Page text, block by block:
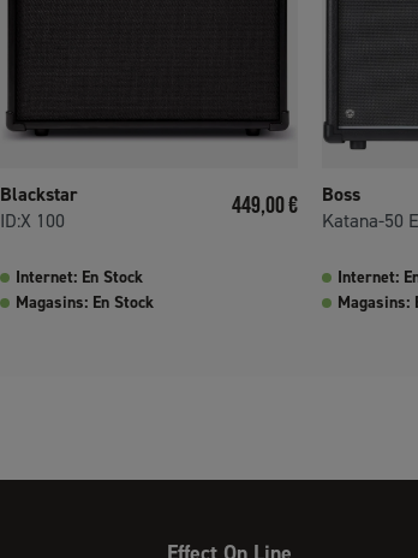
Blackstar
ID:X 100
Prix
449,00 €
Internet: En Stock
Magasins: En Stock
Boss
Katana-50
Internet:
Magasins: